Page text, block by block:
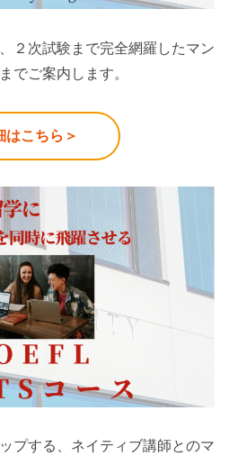
２次試験まで完全網羅したマン
でご案内します。
はこちら＞
プする、ネイティブ講師とのマ